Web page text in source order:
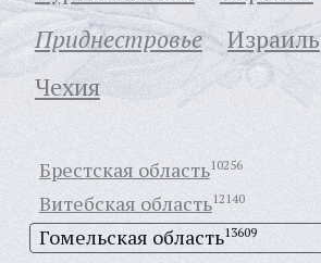
Приднестровье
Израиль
Чехия
Брестская область10256
Витебская область12140
Гомельская область13609